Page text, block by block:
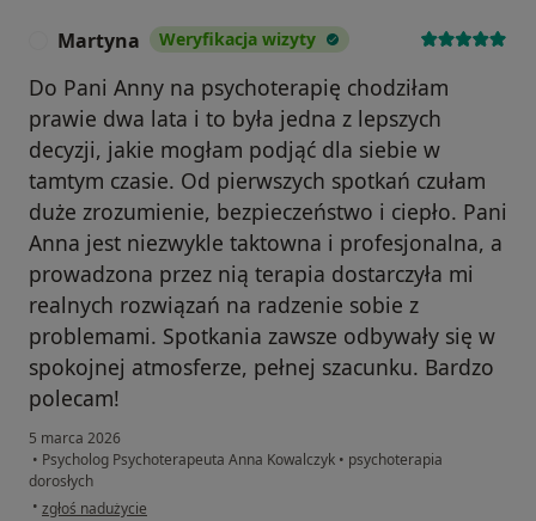
Martyna Weryfikacja wizyty
Do Pani Anny na psychoterapię chodziłam
prawie dwa lata i to była jedna z lepszych
decyzji, jakie mogłam podjąć dla siebie w
tamtym czasie. Od pierwszych spotkań czułam
duże zrozumienie, bezpieczeństwo i ciepło. Pani
Anna jest niezwykle taktowna i profesjonalna, a
prowadzona przez nią terapia dostarczyła mi
realnych rozwiązań na radzenie sobie z
problemami. Spotkania zawsze odbywały się w
spokojnej atmosferze, pełnej szacunku. Bardzo
polecam!
5 marca 2026
• Psycholog Psychoterapeuta Anna Kowalczyk • psychoterapia
dorosłych
• w opinii użytkownika Martyna
zgłoś nadużycie